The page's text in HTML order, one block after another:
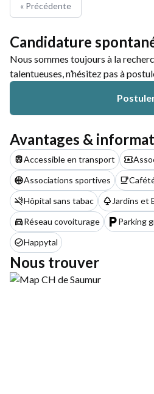
« Précédente
Candidature
Nous sommes toujours à la
talentueuses, n’hésitez pas à
Avantages &
Accessible en transport
Associations sportives
Hôpital sans tabac
Jardins et
Réseau covoiturage
Parking
Happytal
Nous trouver